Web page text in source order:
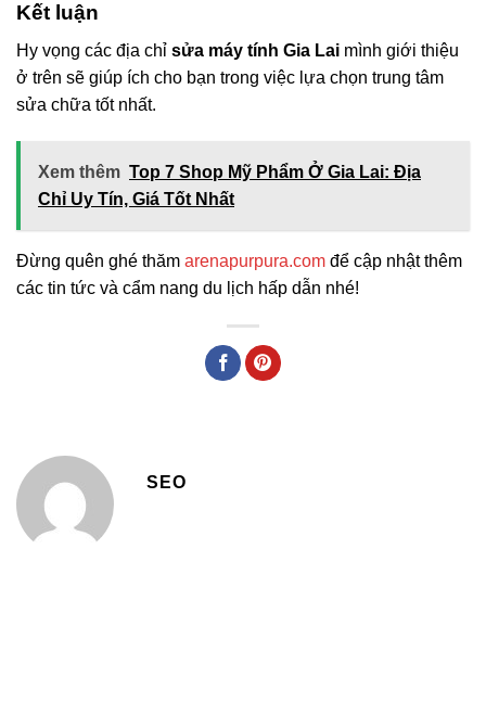
Kết luận
Hy vọng các địa chỉ sửa máy tính Gia Lai mình giới thiệu
ở trên sẽ giúp ích cho bạn trong việc lựa chọn trung tâm
sửa chữa tốt nhất.
Xem thêm Top 7 Shop Mỹ Phẩm Ở Gia Lai: Địa
Chỉ Uy Tín, Giá Tốt Nhất
Đừng quên ghé thăm arenapurpura.com để cập nhật thêm
các tin tức và cẩm nang du lịch hấp dẫn nhé!
SEO